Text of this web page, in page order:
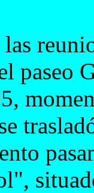
paseo